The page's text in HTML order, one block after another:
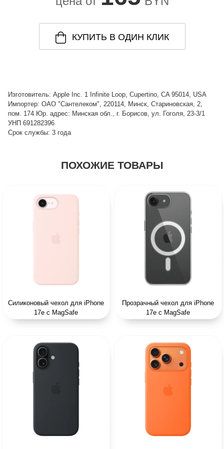
КУПИТЬ В ОДИН КЛИК
Изготовитель: Apple Inc. 1 Infinite Loop, Cupertino, CA 95014, USA
Импортер: ОАО "Сантелеком", 220114, Минск, Стариновская, 2,
пом. 174 Юр. адрес: Минская обл., г. Борисов, ул. Гоголя, 23-3/1
УНП 691282396
Срок службы: 3 года
ПОХОЖИЕ ТОВАРЫ
Силиконовый чехол для iPhone
17e с MagSafe
Прозрачный чехол для iPhone
17e с MagSafe